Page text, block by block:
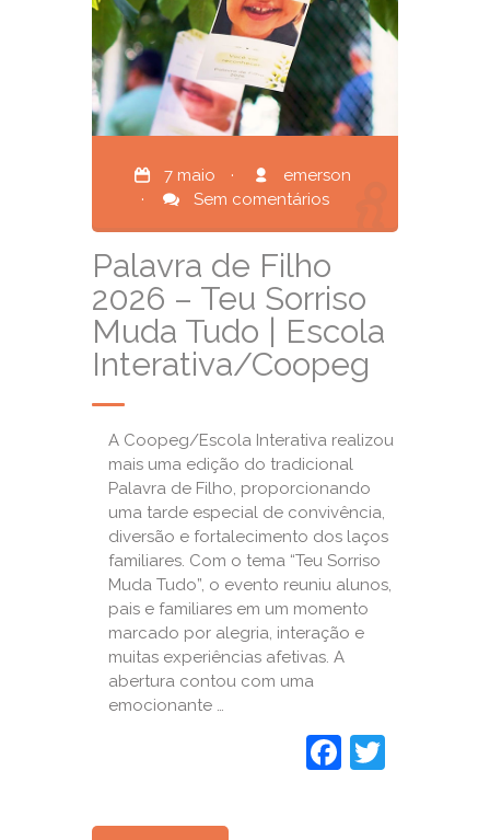
7 maio ·
emerson
·
Sem comentários
Palavra de Filho
2026 – Teu Sorriso
Muda Tudo | Escola
Interativa/Coopeg
A Coopeg/Escola Interativa realizou
mais uma edição do tradicional
Palavra de Filho, proporcionando
uma tarde especial de convivência,
diversão e fortalecimento dos laços
familiares. Com o tema “Teu Sorriso
Muda Tudo”, o evento reuniu alunos,
pais e familiares em um momento
marcado por alegria, interação e
muitas experiências afetivas. A
abertura contou com uma
emocionante …